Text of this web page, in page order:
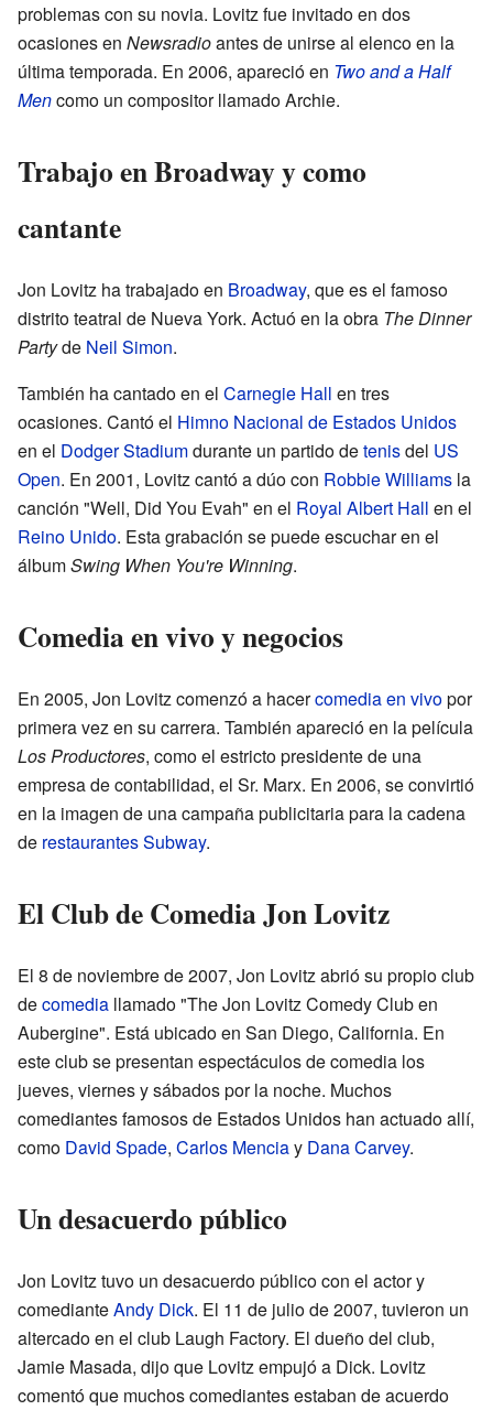
problemas con su novia. Lovitz fue invitado en dos
ocasiones en Newsradioantes de unirse al elenco en la
última temporada. En 2006, apareció en Two and a Half
Mencomo un compositor llamado Archie.
Trabajo en Broadway y como
cantante
Jon Lovitz ha trabajado en Broadway, que es el famoso
distrito teatral de Nueva York. Actuó en la obra The Dinner
Partyde Neil Simon.
También ha cantado en el Carnegie Hall en tres
ocasiones. Cantó el Himno Nacional de Estados Unidos
en el Dodger Stadiumdurante un partido detenisdel US
Open. En 2001, Lovitz cantó a dúo con Robbie Williams la
canción "Well, Did You Evah" en el Royal Albert Hall en el
Reino Unido. Esta grabación se puede escuchar en el
álbumSwing When You're Winning.
Comedia en vivo y negocios
En 2005, Jon Lovitz comenzó a hacercomedia en vivopor
primera vez en su carrera. También apareció en la película
Los Productores, como el estricto presidente de una
empresa de contabilidad, el Sr. Marx. En 2006, se convirtió
en la imagen de una campaña publicitaria para la cadena
de restaurantesSubway.
El Club de Comedia Jon Lovitz
El 8 de noviembre de 2007, Jon Lovitz abrió su propio club
decomedia llamado "The Jon Lovitz Comedy Club en
Aubergine". Está ubicado en San Diego, California. En
este club se presentan espectáculos de comedia los
jueves, viernes y sábados por la noche. Muchos
comediantes famosos de Estados Unidos han actuado allí,
como David Spade, Carlos Menciay Dana Carvey.
Un desacuerdo público
Jon Lovitz tuvo un desacuerdo público con el actor y
comedianteAndy Dick. El 11 de julio de 2007, tuvieron un
altercado en el club Laugh Factory. El dueño del club,
Jamie Masada, dijo que Lovitz empujó a Dick. Lovitz
comentó que muchos comediantes estaban de acuerdo